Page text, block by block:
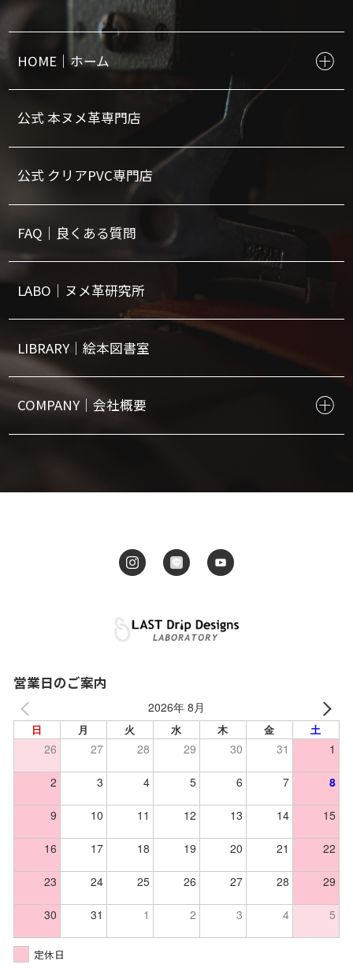
HOME｜ホーム
公式 本ヌメ革専門店
公式 クリアPVC専門店
FAQ｜良くある質問
LABO｜ヌメ革研究所
LIBRARY｜絵本図書室
COMPANY｜会社概要
営業日のご案内
2026年 8月
日 月 火 水 木 金 土
26 27 28 29 30 31 1
2 3 4 5 6 7 8
9 10 11 12 13 14 15
16 17 18 19 20 21 22
23 24 25 26 27 28 29
30 31 1 2 3 4 5
定休日